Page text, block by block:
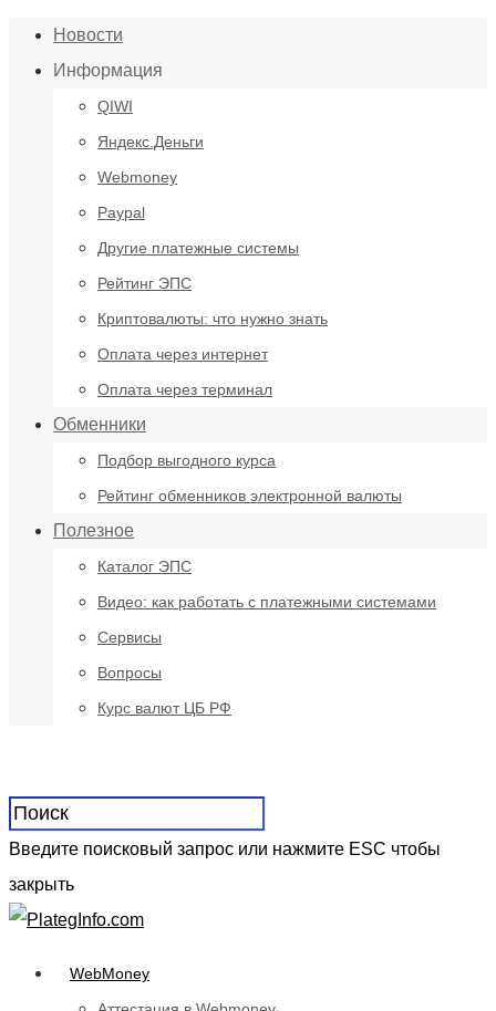
Новости
Информация
QIWI
Яндекс.Деньги
Webmoney
Paypal
Другие платежные системы
Рейтинг ЭПС
Криптовалюты: что нужно знать
Оплата через интернет
Оплата через терминал
Обменники
Подбор выгодного курса
Рейтинг обменников электронной валюты
Полезное
Каталог ЭПС
Видео: как работать с платежными системами
Сервисы
Вопросы
Курс валют ЦБ РФ
Введите поисковый запрос или нажмите ESC чтобы
закрыть
WebMoney